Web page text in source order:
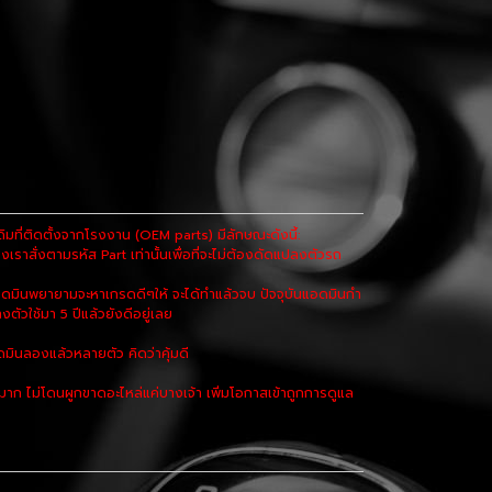
ที่ติดตั้งจากโรงงาน (OEM parts) มีลักษณะดังนี้:
าสั่งตามรหัส Part เท่านั้นเพื่อที่จะไม่ต้องดัดแปลงตัวรถ
พยายามจะหาเกรดดีๆให้ จะได้ทำแล้วจบ ปัจจุบันแอดมินกำ
ตัวใช้มา 5 ปีแล้วยังดีอยู่เลย
มินลองแล้วหลายตัว คิดว่าคุ้มดี
ไม่โดนผูกขาดอะไหล่แค่บางเจ้า เพิ่มโอกาสเข้าถูกการดูแล